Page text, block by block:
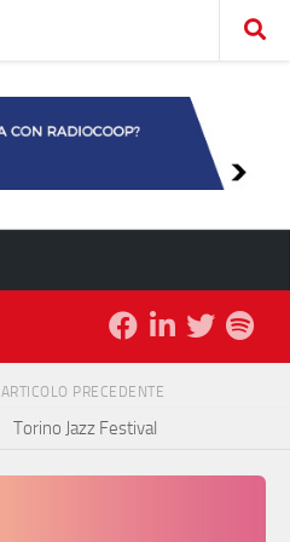
ARTICOLO PRECEDENTE
Torino Jazz Festival